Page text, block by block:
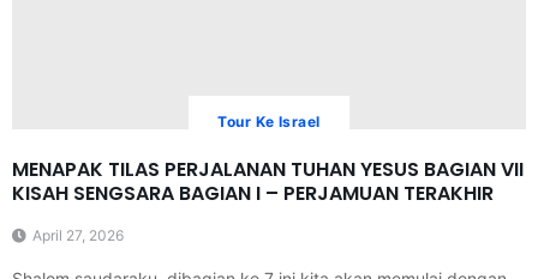
Tour Ke Israel
MENAPAK TILAS PERJALANAN TUHAN YESUS BAGIAN VII
KISAH SENGSARA BAGIAN I – PERJAMUAN TERAKHIR
April 27, 2026